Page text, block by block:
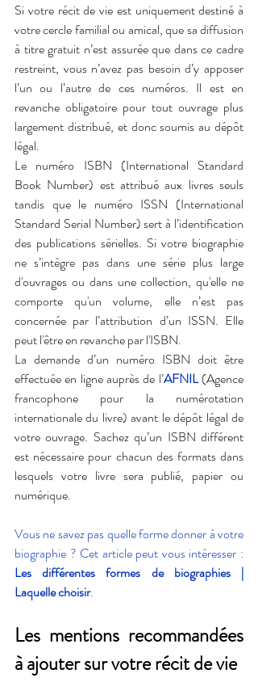
Si votre récit de vie est uniquement destiné à
votre cercle familial ou amical, que sa diffusion
à titre gratuit n’est assurée que dans ce cadre
restreint, vous n’avez pas besoin d’y apposer
l’un ou l’autre de ces numéros. Il est en
revanche obligatoire pour tout ouvrage plus
largement distribué, et donc soumis au dépôt
légal.
Le numéro ISBN (International Standard
Book Number) est attribué aux livres seuls
tandis que le numéro ISSN (International
Standard Serial Number) sert à l’identification
des publications sérielles. Si votre biographie
ne s’intègre pas dans une série plus large
d'ouvrages ou dans une collection, qu'elle ne
comporte qu'un volume, elle n’est pas
concernée par l’attribution d’un ISSN. Elle
peut l'être en revanche par l'ISBN.
La demande d’un numéro ISBN doit être
effectuée en ligne auprès de l’AFNIL (Agence
francophone pour la numérotation
internationale du livre) avant le dépôt légal de
votre ouvrage. Sachez qu’un ISBN différent
est nécessaire pour chacun des formats dans
lesquels votre livre sera publié, papier ou
numérique.
Vous ne savez pas quelle forme donner à votre
Les différentes formes de biographies |
Laquelle choisir.
Les mentions recommandées
à ajouter sur votre récit de vie